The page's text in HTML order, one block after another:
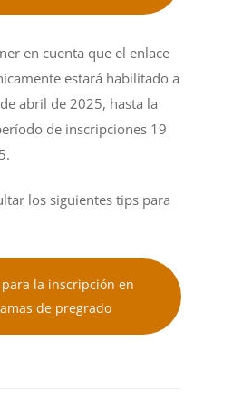
en cuenta que el enlace
estará habilitado a
abril de 2025, hasta la
de inscripciones 19
los siguientes tips para
para la inscripción en
de pregrado